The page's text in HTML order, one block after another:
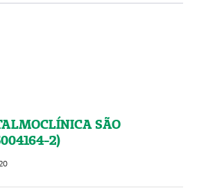
SÃO
2)